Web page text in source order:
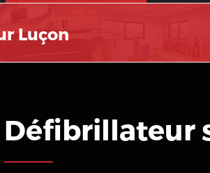
Luçon
Défibrillateur